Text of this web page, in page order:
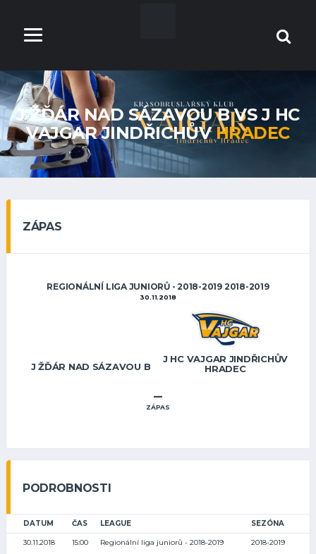
J ŽĎÁR NAD SÁZAVOU B VS J HC
VAJGAR JINDŘICHŮV HRADEC
ZÁPAS
REGIONÁLNÍ LIGA JUNIORŮ - 2018-2019 2018-2019
30.11.2018
J ŽĎÁR NAD SÁZAVOU B
J HC VAJGAR JINDŘICHŮV
HRADEC
–
ZÁPAS
PODROBNOSTI
DATUM ČAS LEAGUE SEZÓNA
30.11.2018 15:00 Regionální liga juniorů - 2018-2019 2018-2019